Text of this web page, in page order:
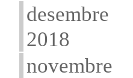
desembre
2018
novembre